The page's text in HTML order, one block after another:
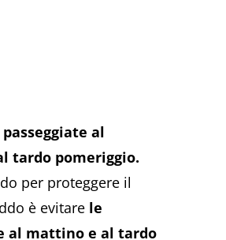
al
tardo pomeriggio.
per proteggere il
è evitare le
al mattino e al tardo